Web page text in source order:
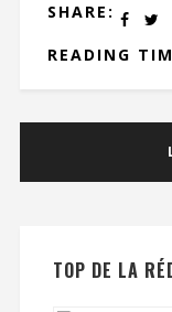
SHARE:
READING
TOP DE LA